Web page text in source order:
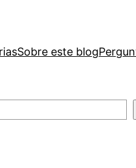
Sobre este blog